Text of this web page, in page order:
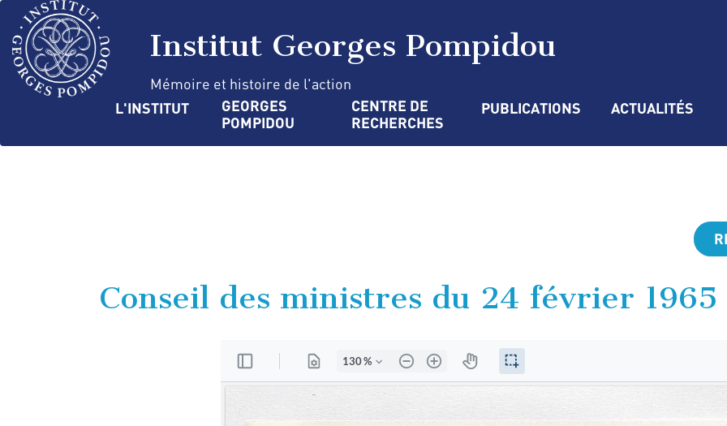
Aller
au
contenu
principal
Institut Georges Pompidou
Mémoire et histoire de l'action
Navigation
L'INSTITUT
GEORGES
POMPIDOU
CENTRE DE
RECHERCHES
PUBLICATIONS ACTUALITÉS
Conseil des ministres du 24 février 1965
Panneau de gestion des cookies